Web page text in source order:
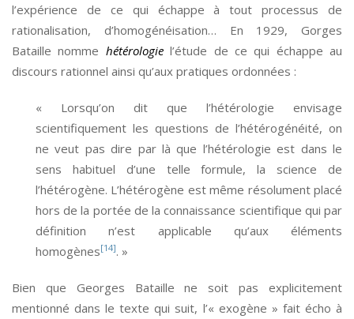
l’expérience de ce qui échappe à tout processus de
rationalisation, d’homogénéisation… En 1929, Gorges
Bataille nomme hétérologiel’étude de ce qui échappe au
discours rationnel ainsi qu’aux pratiques ordonnées :
« Lorsqu’on dit que l’hétérologie envisage
scientifiquement les questions de l’hétérogénéité, on
ne veut pas dire par là que l’hétérologie est dans le
sens habituel d’une telle formule, la science de
l’hétérogène. L’hétérogène est même résolument placé
hors de la portée de la connaissance scientifique qui par
définition n’est applicable qu’aux éléments
homogènes[14]. »
Bien que Georges Bataille ne soit pas explicitement
mentionné dans le texte qui suit, l’« exogène » fait écho à